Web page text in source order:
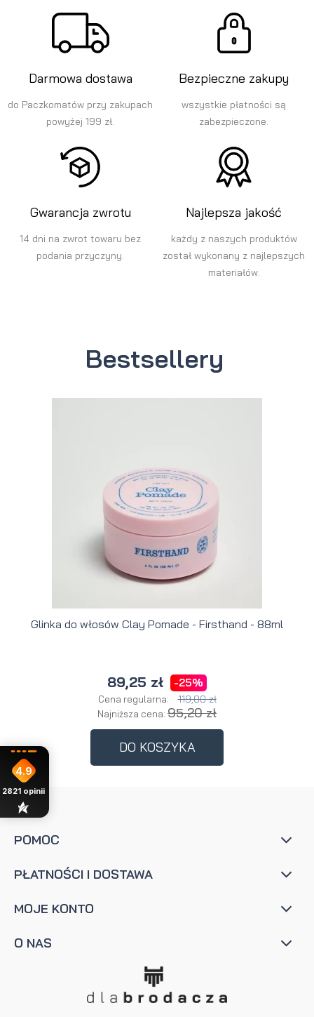
Darmowa dostawa
do Paczkomatów przy zakupach
powyżej 199 zł.
Bezpieczne zakupy
wszystkie płatności są
zabezpieczone.
Gwarancja zwrotu
14 dni na zwrot towaru bez
podania przyczyny.
Najlepsza jakość
każdy z naszych produktów
został wykonany z najlepszych
materiałów.
Bestsellery
Glinka do włosów Clay Pomade - Firsthand - 88ml
89,25 zł -25%
Cena regularna: 119,00 zł
Najniższa cena: 95,20 zł
DO KOSZYKA
POMOC
PŁATNOŚCI I DOSTAWA
MOJE KONTO
O NAS
4.9
2821 opinii